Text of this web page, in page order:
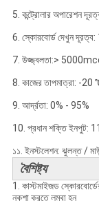
5. কন্ট্রোলার অপারেশন
6. স্কোরবোর্ড দেখুন
7. উজ্জ্বলতা:> 5000mcd
8. কাজের তাপমাত্রা: -
9. আর্দ্রতা: 0% - 95%
10. প্রধান শক্তি ইনপুট:
১১. ইনস্টলেশন: ঝুলন্ত /
বৈশিষ্ট্য
1. কাস্টমাইজড
নকশা করতে লম্বা হন